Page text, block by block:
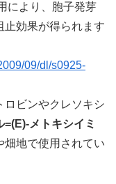
により、胞子発芽
止効果が得られます
09/dl/s0925-
ロビンやクレソキシ
=(E)-メトキシイミ
畑地で使用されてい